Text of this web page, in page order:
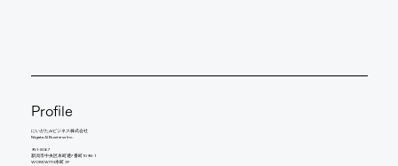
Profile
にいがたAIビジネス株式会社
Niigata AI Business Inc.
951-8067
新潟市中央区本町通7番町1098-1
WORKWITH本町 3F